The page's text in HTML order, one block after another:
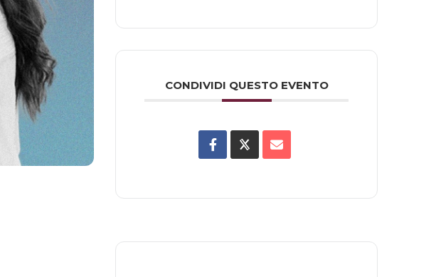
CONDIVIDI QUESTO EVENTO